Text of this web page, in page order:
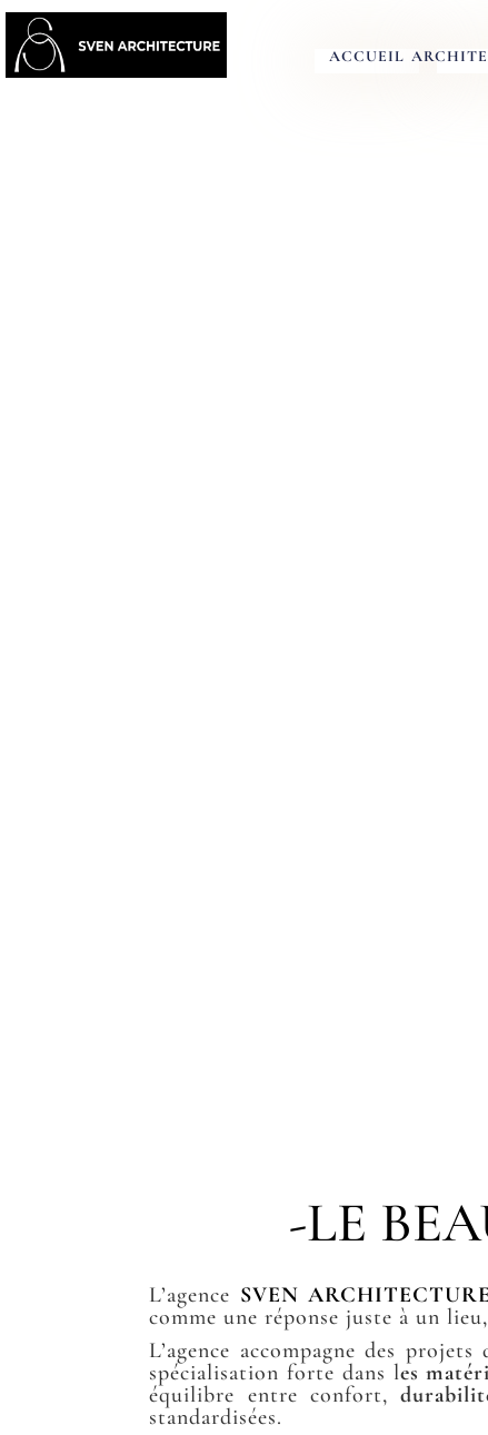
ACCUEIL
-LE
L’agence SVEN ARCHITECTURE
comme une réponse juste à un
L’agence accompagne des
spécialisation forte dans les
équilibre entre confort,
standardisées.